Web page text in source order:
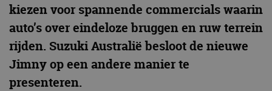
kiezen voor spannende commercials waarin
auto’s over eindeloze bruggen en ruw terrein
rijden. Suzuki Australië besloot de nieuwe
Jimny op een andere manier te
presenteren.